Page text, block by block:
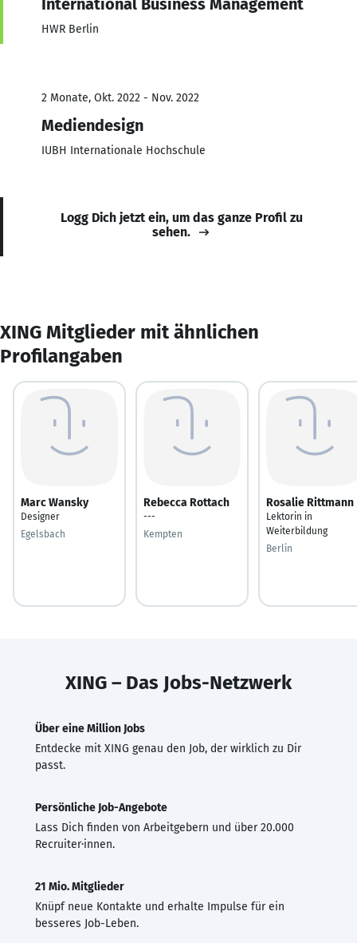
HWR Berlin
2 Monate, Okt. 2022 - Nov. 2022
Mediendesign
IUBH Internationale Hochschule
Logg Dich jetzt ein, um das ganze Profil zu
sehen.
XING Mitglieder mit ähnlichen
Profilangaben
Marc Wansky
Designer
Egelsbach
Rebecca Rottach
---
Kempten
Rosalie Rittmann
Lektorin in
Weiterbildung
Berlin
XING – Das Jobs-Netzwerk
Über eine Million Jobs
Entdecke mit XING genau den Job, der wirklich zu Dir
passt.
Persönliche Job-Angebote
Lass Dich finden von Arbeitgebern und über 20.000
Recruiter·innen.
21 Mio. Mitglieder
Knüpf neue Kontakte und erhalte Impulse für ein
besseres Job-Leben.